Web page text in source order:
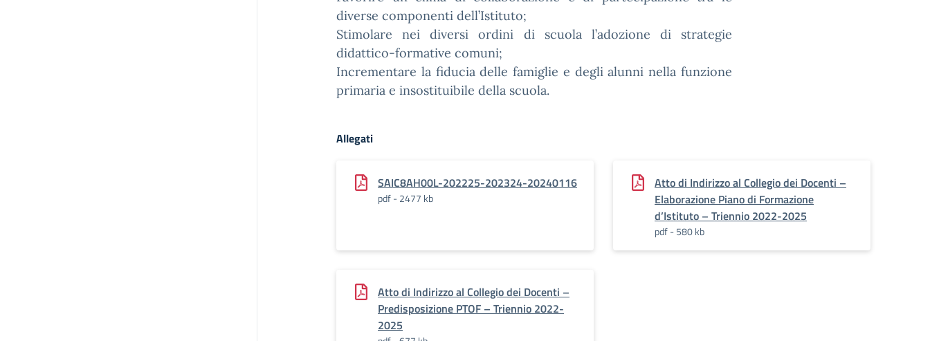
diverse componenti dell’Istituto;
Stimolare nei diversi ordini di scuola l’adozione di strategie
didattico-formative comuni;
Incrementare la fiducia delle famiglie e degli alunni nella funzione
primaria e insostituibile della scuola.
Allegati
SAIC8AH00L-202225-202324-20240116
pdf - 2477 kb
Atto di Indirizzo al Collegio dei Docenti –
Elaborazione Piano di Formazione
d’Istituto – Triennio 2022-2025
pdf - 580 kb
Atto di Indirizzo al Collegio dei Docenti –
Predisposizione PTOF – Triennio 2022-
2025